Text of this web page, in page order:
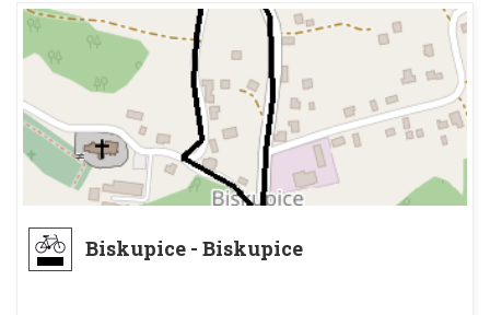
Biskupice - Biskupice